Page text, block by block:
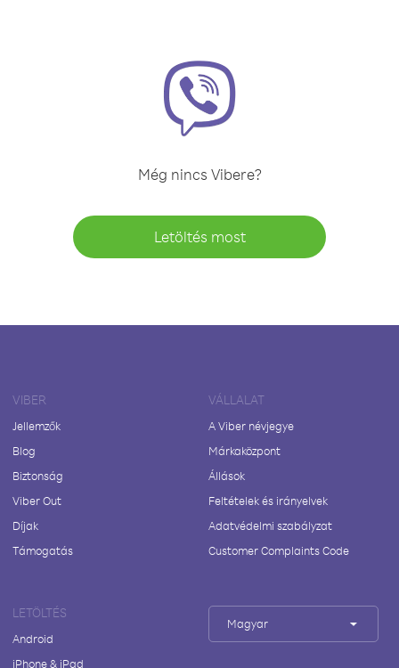
Még nincs Vibere?
Letöltés most
VIBER
Jellemzők
Blog
Biztonság
Viber Out
Díjak
Támogatás
VÁLLALAT
A Viber névjegye
Márkaközpont
Állások
Feltételek és irányelvek
Adatvédelmi szabályzat
Customer Complaints Code
LETÖLTÉS
Android
iPhone & iPad
Magyar